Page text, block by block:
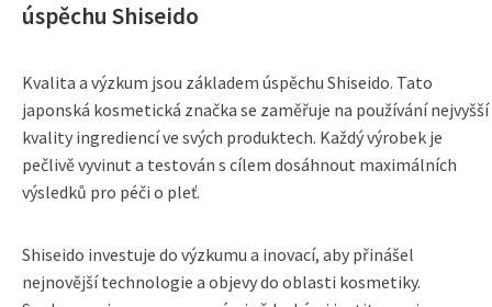
úspěchu Shiseido
Kvalita a výzkum jsou základem úspěchu Shiseido. Tato
japonská kosmetická značka se zaměřuje na používání nejvyšší
kvality ingrediencí ve svých produktech. Každý výrobek je
pečlivě vyvinut a testován s cílem dosáhnout maximálních
výsledků pro péči o pleť.
Shiseido investuje do výzkumu a inovací, aby přinášel
nejnovější technologie a objevy do oblasti kosmetiky.